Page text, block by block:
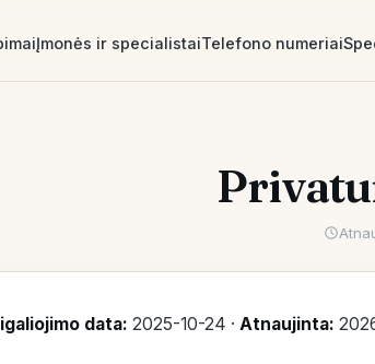
Įmonės ir specialistaiTelefono numeriai
data: 2025-10-24 · Atnaujinta: